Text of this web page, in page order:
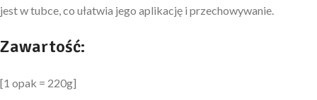
jest w tubce, co ułatwia jego aplikację i przechowywanie.
Zawartość:
[1 opak = 220g]